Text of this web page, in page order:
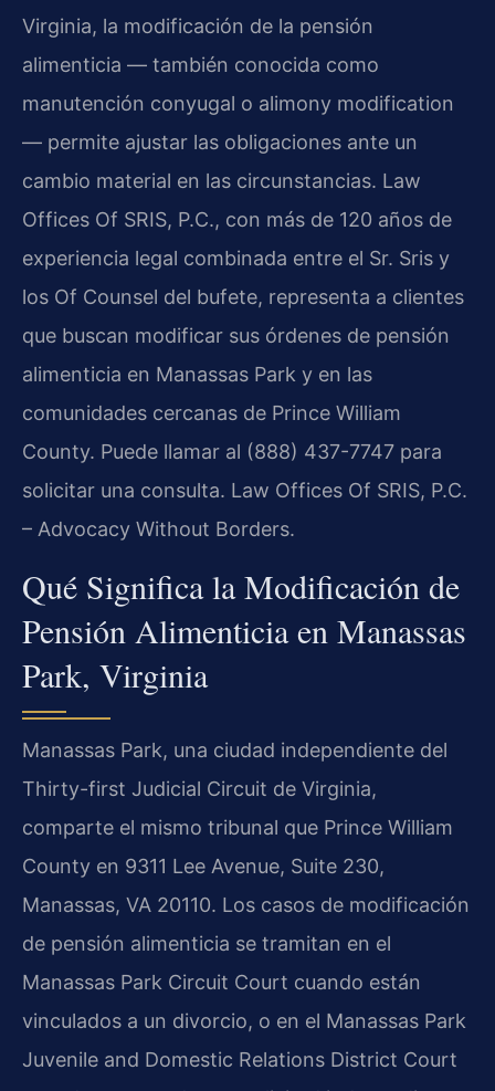
Virginia, la modificación de la pensión
alimenticia — también conocida como
manutención conyugal o alimony modification
— permite ajustar las obligaciones ante un
cambio material en las circunstancias. Law
Offices Of SRIS, P.C., con más de 120 años de
experiencia legal combinada entre el Sr. Sris y
los Of Counsel del bufete, representa a clientes
que buscan modificar sus órdenes de pensión
alimenticia en Manassas Park y en las
comunidades cercanas de Prince William
County. Puede llamar al (888) 437-7747 para
solicitar una consulta. Law Offices Of SRIS, P.C.
– Advocacy Without Borders.
Qué Significa la Modificación de
Pensión Alimenticia en Manassas
Park, Virginia
Manassas Park, una ciudad independiente del
Thirty-first Judicial Circuit de Virginia,
comparte el mismo tribunal que Prince William
County en 9311 Lee Avenue, Suite 230,
Manassas, VA 20110. Los casos de modificación
de pensión alimenticia se tramitan en el
Manassas Park Circuit Court cuando están
vinculados a un divorcio, o en el Manassas Park
Juvenile and Domestic Relations District Court